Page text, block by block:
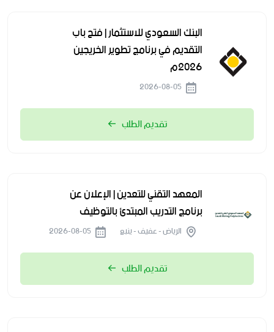
البنك السعودي للاستثمار | فتح باب
التقديم في برنامج تطوير الخريجين
2026م
تقديم الطلب
المعهد التقني للتعدين | الإعلان عن
برنامج التدريب المبتدئ بالتوظيف
الرياض - عفيف - ينبع
تقديم الطلب